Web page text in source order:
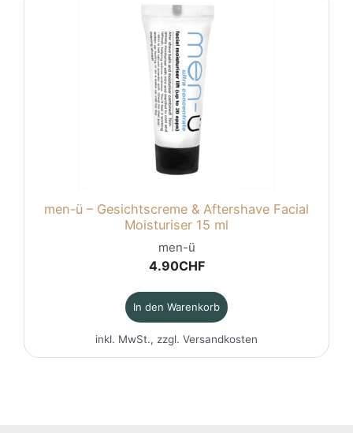
men-ü – Gesichtscreme & Aftershave Facial
Moisturiser 15 ml
men-ü
4.90CHF
In den Warenkorb
inkl. MwSt., zzgl. Versandkosten